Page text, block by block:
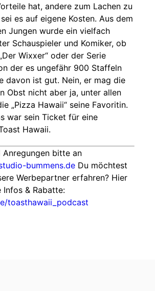
hat, andere zum Lachen zu
es auf eigene Kosten. Aus dem
Jungen wurde ein vielfach
Schauspieler und Komiker, ob
Wixxer“ oder der Serie
der es ungefähr 900 Staffeln
davon ist gut. Nein, er mag die
Obst nicht aber ja, unter allen
„Pizza Hawaii“ seine Favoritin.
war sein Ticket für eine
Hawaii.
Anregungen bitte an
bummens.de Du möchtest
Werbepartner erfahren? Hier
& Rabatte:
toasthawaii_podcast